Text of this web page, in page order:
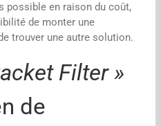
possible en raison du coût,
de monter une
trouver une autre solution.
Filter »
de